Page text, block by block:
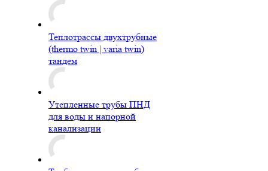
Теплотрассы двухтрубные
(thermo twin | varia twin)
тандем
Утепленные трубы ПНД
для воды и напорной
канализации